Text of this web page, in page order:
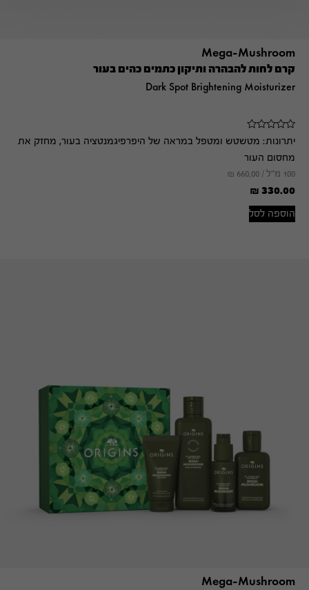
Mega-Mushroom
קרם לחות להבהרה ותיקון כתמים כהים בעור
Dark Spot Brightening Moisturizer
יתרונות: מטשטש ומטפל במראה של היפרפיגמנטציה בעור, מחזק את
מחסום העור
100 מ"ל / ₪ 660.00
₪ 330.00
הוספה לסל
Mega-Mushroom